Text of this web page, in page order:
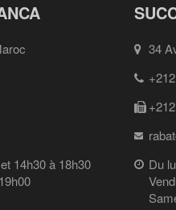
14h30 à 18h30
34
Du